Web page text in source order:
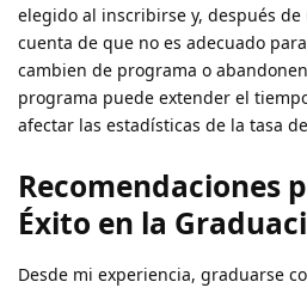
elegido al inscribirse y, después de
cuenta de que no es adecuado
cambien de programa o
programa puede extender el
afectar las estadísticas de la tasa
Recomendaciones
Éxito en la
Desde mi experiencia, graduarse